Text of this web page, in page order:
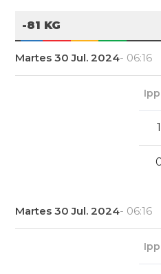
-81 KG
Martes 30 Jul. 2024- 06:16
1
Martes 30 Jul. 2024- 06:16